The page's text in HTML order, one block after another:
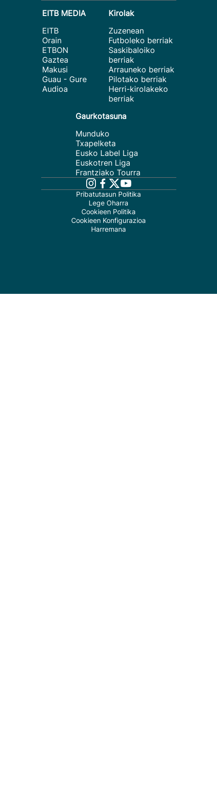
EITB MEDIA
EITB
Orain
ETBON
Gaztea
Makusi
Guau - Gure
Audioa
Kirolak
Zuzenean
Futboleko berriak
Saskibaloiko
berriak
Arrauneko berriak
Pilotako berriak
Herri-kirolakeko
berriak
Gaurkotasuna
Munduko
Txapelketa
Eusko Label Liga
Euskotren Liga
Frantziako Tourra
Pribatutasun Politika
Lege Oharra
Cookieen Politika
Cookieen Konfigurazioa
Harremana